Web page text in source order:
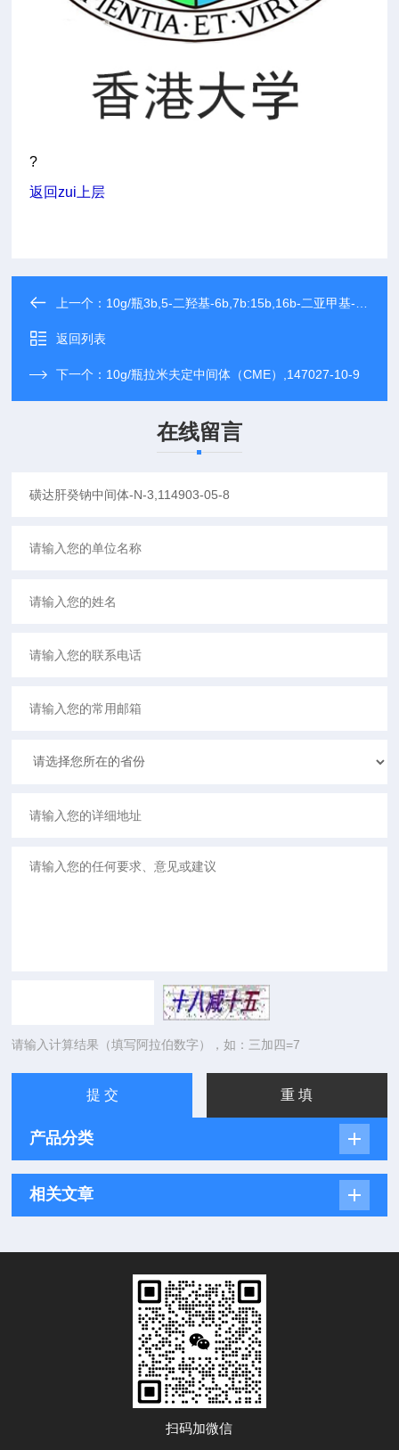
?
返回zui上层
上一个： 10g/瓶3b,5-二羟基-6b,7b:15b,16b-二亚甲基-5b-雄甾烷-17-酮,82543-16-6
返回列表
下一个： 10g/瓶拉米夫定中间体（CME）,147027-10-9
在线留言
请输入计算结果（填写阿拉伯数字），如：三加四=7
产品分类
相关文章
扫码加微信